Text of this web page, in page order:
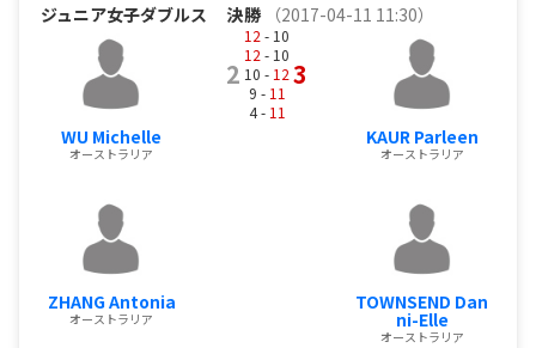
ジュニア女子ダブルス 決勝 （2017-04-11 11:30）
WU Michelle
オーストラリア
ZHANG Antonia
オーストラリア
2
12 - 10
12 - 10
10 - 12
9 - 11
4 - 11
3
KAUR Parleen
オーストラリア
TOWNSEND Dan
ni-Elle
オーストラリア